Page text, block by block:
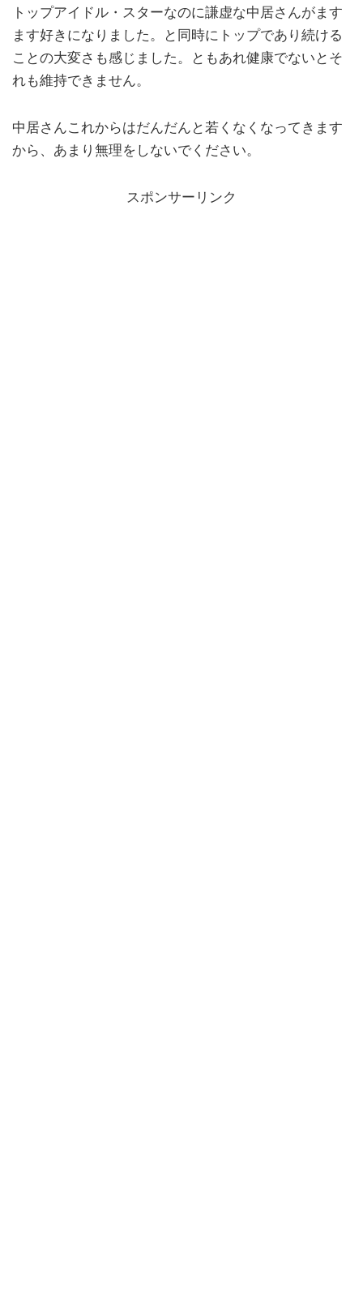
トップアイドル・スターなのに謙虚な中居さんがます
ます好きになりました。と同時にトップであり続ける
ことの大変さも感じました。ともあれ健康でないとそ
れも維持できません。
中居さんこれからはだんだんと若くなくなってきます
から、あまり無理をしないでください。
スポンサーリンク